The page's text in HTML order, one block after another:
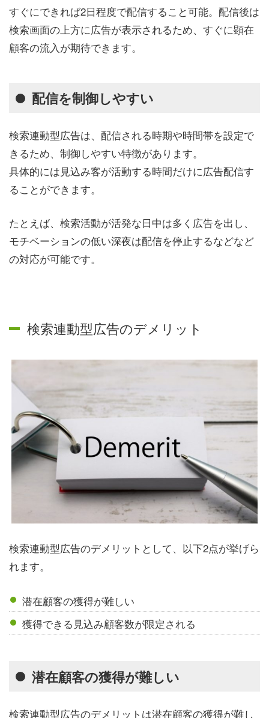
すぐにできれば2日程度で配信すること可能。配信後は
検索画面の上方に広告が表示されるため、すぐに顕在
顧客の流入が期待できます。
配信を制御しやすい
検索連動型広告は、配信される時期や時間帯を設定で
きるため、制御しやすい特徴があります。
具体的には見込み客が活動する時間だけに広告配信す
ることができます。
たとえば、検索活動が活発な日中は多く広告を出し、
モチベーションの低い深夜は配信を停止するなどなど
の対応が可能です。
検索連動型広告のデメリット
検索連動型広告のデメリットとして、以下2点が挙げら
れます。
潜在顧客の獲得が難しい
獲得できる見込み顧客数が限定される
潜在顧客の獲得が難しい
検索連動型広告のデメリットは潜在顧客の獲得が難し